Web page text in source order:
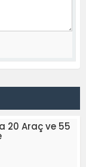
20 Araç ve 55